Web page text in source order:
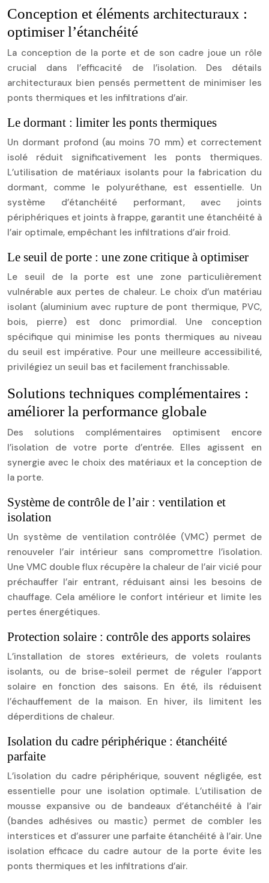
Conception et éléments architecturaux :
optimiser l’étanchéité
La conception de la porte et de son cadre joue un rôle
crucial dans l’efficacité de l’isolation. Des détails
architecturaux bien pensés permettent de minimiser les
ponts thermiques et les infiltrations d’air.
Le dormant : limiter les ponts thermiques
Un dormant profond (au moins 70 mm) et correctement
isolé réduit significativement les ponts thermiques.
L’utilisation de matériaux isolants pour la fabrication du
dormant, comme le polyuréthane, est essentielle. Un
système d’étanchéité performant, avec joints
périphériques et joints à frappe, garantit une étanchéité à
l’air optimale, empêchant les infiltrations d’air froid.
Le seuil de porte : une zone critique à optimiser
Le seuil de la porte est une zone particulièrement
vulnérable aux pertes de chaleur. Le choix d’un matériau
isolant (aluminium avec rupture de pont thermique, PVC,
bois, pierre) est donc primordial. Une conception
spécifique qui minimise les ponts thermiques au niveau
du seuil est impérative. Pour une meilleure accessibilité,
privilégiez un seuil bas et facilement franchissable.
Solutions techniques complémentaires :
améliorer la performance globale
Des solutions complémentaires optimisent encore
l’isolation de votre porte d’entrée. Elles agissent en
synergie avec le choix des matériaux et la conception de
la porte.
Système de contrôle de l’air : ventilation et
isolation
Un système de ventilation contrôlée (VMC) permet de
renouveler l’air intérieur sans compromettre l’isolation.
Une VMC double flux récupère la chaleur de l’air vicié pour
préchauffer l’air entrant, réduisant ainsi les besoins de
chauffage. Cela améliore le confort intérieur et limite les
pertes énergétiques.
Protection solaire : contrôle des apports solaires
L’installation de stores extérieurs, de volets roulants
isolants, ou de brise-soleil permet de réguler l’apport
solaire en fonction des saisons. En été, ils réduisent
l’échauffement de la maison. En hiver, ils limitent les
déperditions de chaleur.
Isolation du cadre périphérique : étanchéité
parfaite
L’isolation du cadre périphérique, souvent négligée, est
essentielle pour une isolation optimale. L’utilisation de
mousse expansive ou de bandeaux d’étanchéité à l’air
(bandes adhésives ou mastic) permet de combler les
interstices et d’assurer une parfaite étanchéité à l’air. Une
isolation efficace du cadre autour de la porte évite les
ponts thermiques et les infiltrations d’air.